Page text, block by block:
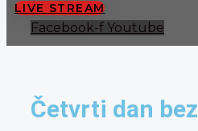
LIVE STREAM
Facebook-f Youtube
Četvrti dan bez